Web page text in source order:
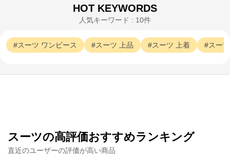
HOT KEYWORDS
人気キーワード : 10件
スーツ ワンピース スーツ 上品 スーツ 上着 スーツ
スーツの高評価おすすめランキング
直近のユーザーの評価が高い商品
公式ECサイト
ブラックフォーマル（喪服）や結婚式のパーティドレ
ス、卒入学式のセレモニースーツなど
豊富なフォーマルウェアとアクセサリーを販売中。